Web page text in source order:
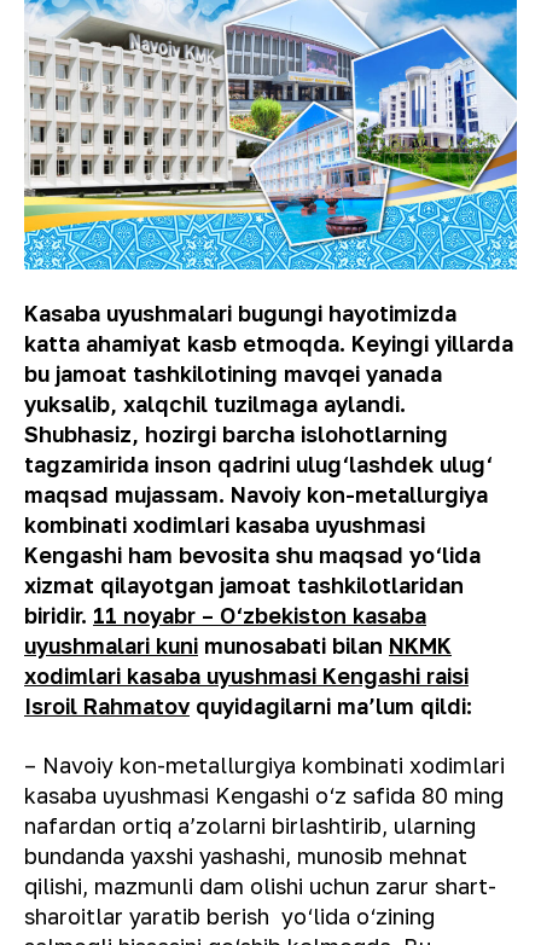
Kasaba uyushmalari bugungi hayotimizda
katta ahamiyat kasb etmoqda. Keyingi yillarda
bu jamoat tashkilotining mavqei yanada
yuksalib, xalqchil tuzilmaga aylandi.
Shubhasiz, hozirgi barcha islohotlarning
tagzamirida inson qadrini ulug‘lashdek ulug‘
maqsad mujassam. Navoiy kon-metallurgiya
kombinati xodimlari kasaba uyushmasi
Kengashi ham bevosita shu maqsad yo‘lida
xizmat qilayotgan jamoat tashkilotlaridan
biridir. 11 noyabr – O‘zbekiston kasaba
uyushmalari kuni munosabati bilan NKMK
xodimlari kasaba uyushmasi Kengashi raisi
Isroil Rahmatovquyidagilarni ma’lum qildi:
– Navoiy kon-metallurgiya kombinati xodimlari
kasaba uyushmasi Kengashi o‘z safida 80 ming
nafardan ortiq a’zolarni birlashtirib, ularning
bundanda yaxshi yashashi, munosib mehnat
qilishi, mazmunli dam olishi uchun zarur shart-
sharoitlar yaratib berish yo‘lida o‘zining